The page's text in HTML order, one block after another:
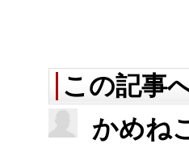
この記事
かめね